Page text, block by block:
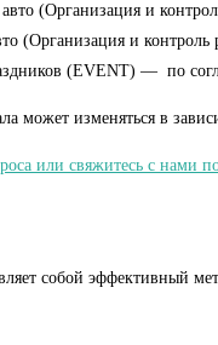
(Организация и
(Организация и
(EVENT) — по
может изменяться в
или свяжитесь с нами
собой эффективный